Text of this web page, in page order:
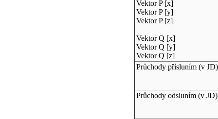
Vektor P [x]
Vektor P [y]
Vektor P [z]
Vektor Q [x]
Vektor Q [y]
Vektor Q [z]
Průchody přísluním (v JD)
Průchody odsluním (v JD)